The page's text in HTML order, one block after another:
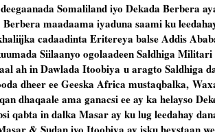
Somaliland iyo Dekada Berbera
maadaama iyaduna saami ku
cadaadinta Eritereya balse Addis
Siilaanyo ogolaadeen Saldhiga
ah in Dawlada Itoobiya u aragto Saldhiga
dheer ee Geeska Africa mustaqbalka,
dhaqaale ama ganacsi ee ay ka helayso
qabta in dalka Masar ay ku lug leedahay